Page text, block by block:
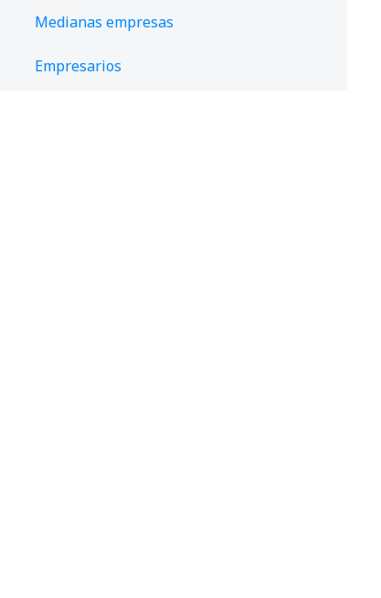
Medianas empresas
Empresarios